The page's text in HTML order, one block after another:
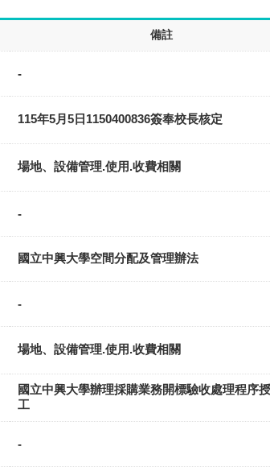
備註
-
115年5月5日1150400836簽奉校長核定
場地、設備管理.使用.收費相關
-
國立中興大學空間分配及管理辦法
-
場地、設備管理.使用.收費相關
國立中興大學辦理採購業務開標驗收處理程序
工
-